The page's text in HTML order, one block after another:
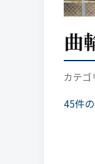
曲
カテゴ
45件